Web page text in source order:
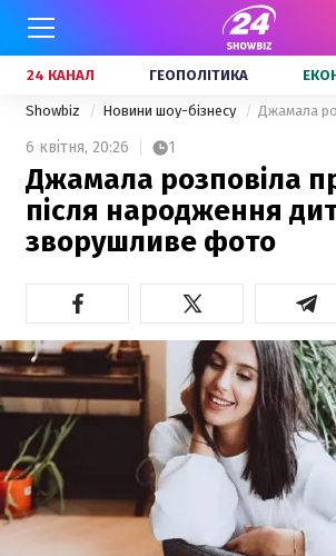
24 КАНАЛ ГЕОПОЛІТИКА
Showbiz Новини шоу-бізнесу
6 квітня, 20:26 1
Джамала розповіла
після народження
зворушливе фото